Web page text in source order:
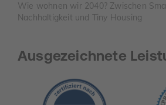
Wie wohnen wir 2040? Zwischen
Nachhaltigkeit und Tiny Housing
Ausgezeichnete